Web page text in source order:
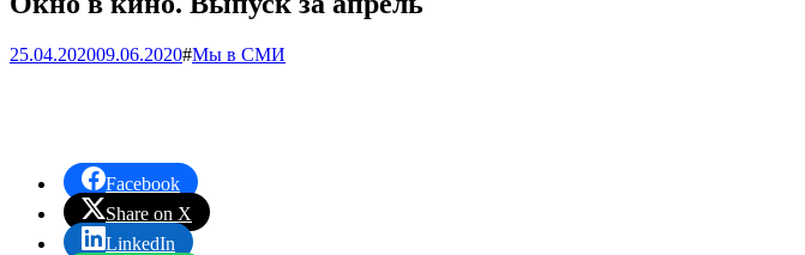
25.04.202009.06.2020#Мы в СМИ
Facebook
Share on X
LinkedIn